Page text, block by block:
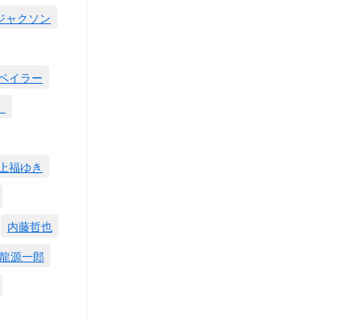
ャクソン
イラー
上福ゆき
内藤哲也
源一郎